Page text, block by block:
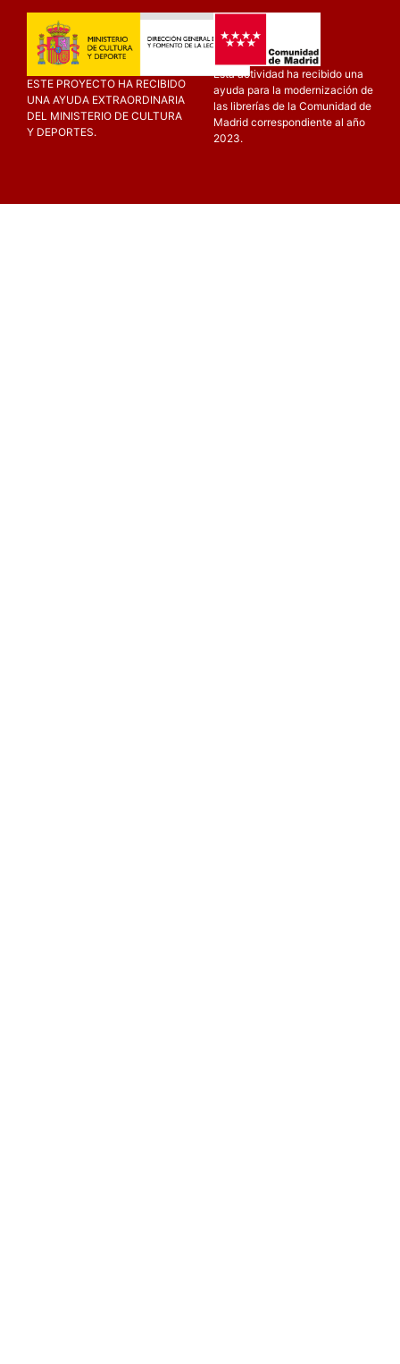
ESTE PROYECTO HA RECIBIDO
UNA AYUDA EXTRAORDINARIA
DEL MINISTERIO DE CULTURA
Y DEPORTES.
Esta actividad ha recibido una
ayuda para la modernización de
las librerías de la Comunidad de
Madrid correspondiente al año
2023.